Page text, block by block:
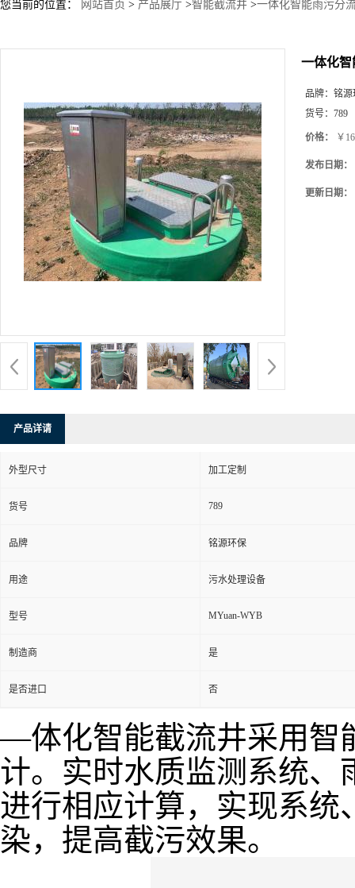
您当前的位置： 网站首页 > 产品展厅 >智能截流井 >一体化智能雨污分
一体化智
品牌： 铭源
货号： 789
价格： ￥
发布日期：
更新日期：
产品详请
外型尺寸 加工定制
货号 789
品牌 铭源环保
用途 污水处理设备
型号 MYuan-WYB
制造商 是
是否进口 否
—体化智能截流井采用智
计。实时水质监测系统、
进行相应计算，实现系
染，提高截污效果。